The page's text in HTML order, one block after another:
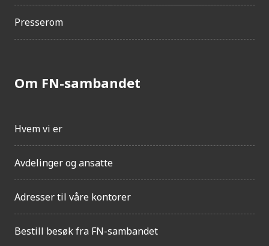
t
Presserom
Om FN-sambandet
Hvem vi er
Avdelinger og ansatte
Adresser til våre kontorer
Bestill besøk fra FN-sambandet